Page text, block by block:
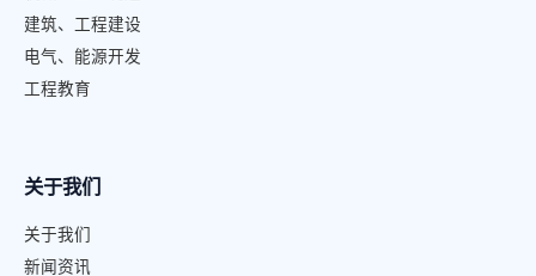
建筑、工程建设
电气、能源开发
工程教育
关于我们
关于我们
新闻资讯